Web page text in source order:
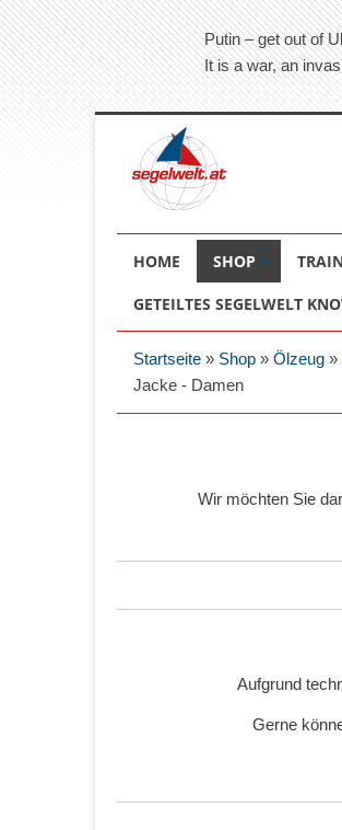
Putin – get out of
It is a war, an
HOME SHOP
GETEILTES SEGELWELT
Startseite » Shop » Ölzeug »
Jacke - Damen
Wir möchten Sie
Aufgrund
Gerne